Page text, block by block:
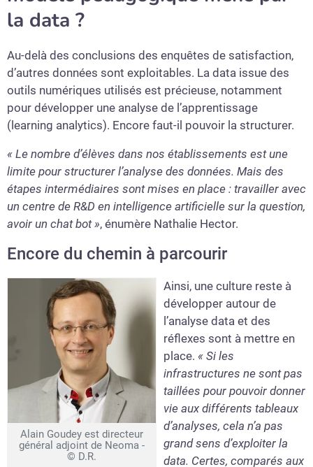
la data ?
Au-delà des conclusions des enquêtes de satisfaction,
d’autres données sont exploitables. La data issue des
outils numériques utilisés est précieuse, notamment
pour développer une analyse de l’apprentissage
(learning analytics). Encore faut-il pouvoir la structurer.
« Le nombre d’élèves dans nos établissements est une
limite pour structurer l’analyse des données. Mais des
étapes intermédiaires sont mises en place : travailler avec
un centre de R&D en intelligence artificielle sur la question,
avoir un chat bot », énumère Nathalie Hector.
Encore du chemin à parcourir
Alain Goudey est directeur
général adjoint de Neoma -
© D.R.
Ainsi, une culture reste à
développer autour de
l’analyse data et des
réflexes sont à mettre en
place. « Si les
infrastructures ne sont pas
taillées pour pouvoir donner
vie aux différents tableaux
d’analyses, cela n’a pas
grand sens d’exploiter la
data. Certes, comparés aux